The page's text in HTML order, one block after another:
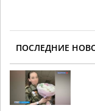
ПОСЛЕДНИЕ